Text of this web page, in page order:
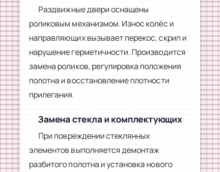
Раздвижные двери оснащены
роликовым механизмом. Износ колёс и
направляющих вызывает перекос, скрип и
нарушение герметичности. Производится
замена роликов, регулировка положения
полотна и восстановление плотности
прилегания.
Замена стекла и комплектующих
При повреждении стеклянных
элементов выполняется демонтаж
разбитого полотна и установка нового